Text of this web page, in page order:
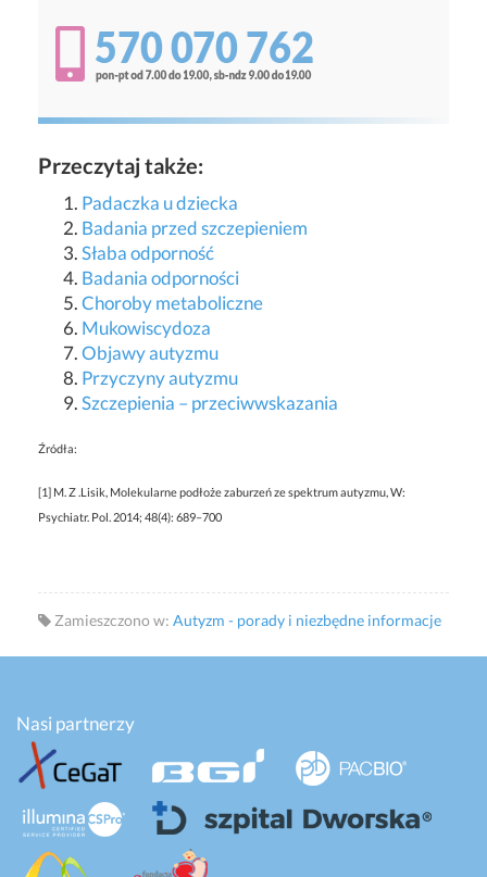
Przeczytaj także:
Padaczka u dziecka
Badania przed szczepieniem
Słaba odporność
Badania odporności
Choroby metaboliczne
Mukowiscydoza
Objawy autyzmu
Przyczyny autyzmu
Szczepienia – przeciwwskazania
Źródła:
[1] M. Z .Lisik, Molekularne podłoże zaburzeń ze spektrum autyzmu, W:
Psychiatr. Pol. 2014; 48(4): 689–700
Zamieszczono w: Autyzm - porady i niezbędne informacje
Nasi partnerzy